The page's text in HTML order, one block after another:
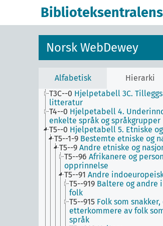
Norsk WebDewey
Alfabetisk Hierarki
T2--0 Hjelpetabell 2.
litterære former
Hjelpetabell 3A.
av eller om de enkelte
T3B--0 Hjelpetabell 3B.
T3C--0 Hjelpetabell 3C.
litteratur
T4--0 Hjelpetabell 4.
enkelte språk og språkgrupper
T5--0 Hjelpetabell 5. Etniske
T5--1-9 Bestemte etniske og
T5--9 Andre etniske og
T5--96 Afrikanere og
opprinnelse
T5--91 Andre
T5--919 Baltere og andre
folk
T5--915 Folk som
etterkommere av folk
språk